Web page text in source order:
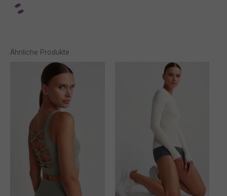
Ähnliche Produkte